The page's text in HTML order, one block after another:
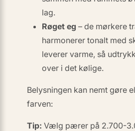
lag.
Røget eg – de mørkere
harmonerer tonalt med
leverer varme, så
over i det kølige.
Belysningen kan nemt gøre
farven:
Tip: Vælg pærer på 2.700-